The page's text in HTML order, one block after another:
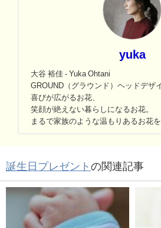
yuka
大谷 裕佳 - Yuka Ohtani
GROUND（グラウンド）ヘッドデザ
喜びが広がるお花、
笑顔が絶えない暮らしになるお花。
まるで家族のような温もりあるお花
誕生日プレゼント の関連記事